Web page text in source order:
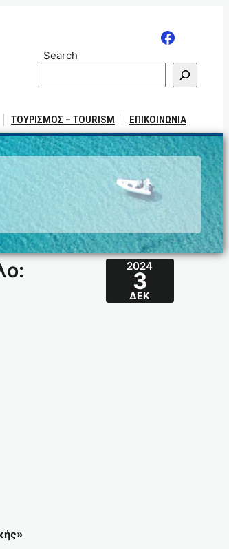
Search
ΤΟΥΡΙΣΜΟΣ – TOURISM ΕΠΙΚΟΙΝΩΝΙΑ
2024
3
ΔΕΚ